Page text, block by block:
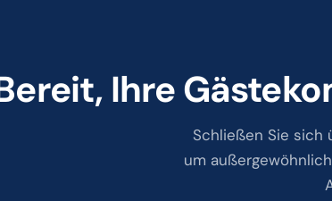
Ihre
Schließen Sie sich
um